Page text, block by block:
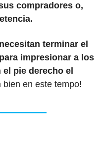
compradores o,
necesitan terminar el
impresionar a los
pie derecho el
bien en este tempo!